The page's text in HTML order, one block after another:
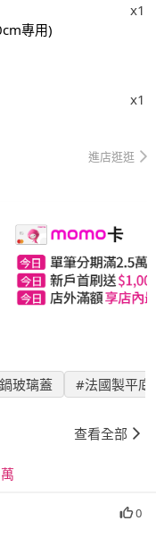
x1
專用)
x1
進店逛逛
玻璃蓋 #法國製平底
查看全部
0